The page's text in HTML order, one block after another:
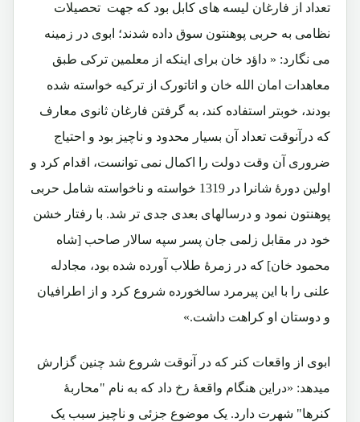
تعداد از فارغان لیسه های کابل بود که جهت تحصیلات
نظامی به حربی پوهنتون سوق داده شدند؛ ابوی در زمینه
می نگارد: « داؤد خان برای اینکه از معلمین ترکی طبق
معاهدات امان الله خان و اتاتورک از ترکیه خواسته شده
بودند، خوبتر استفاده کند، به گرفتن فارغان ثانوی معارف
که درآنوقت تعداد آن بسیار محدود و ناچیز بود و احتیاج
ضروری آن وقت دولت را اکمال نمی توانست، اقدام کرد و
اولین دورۀ شانرا در 1319 خواسته و ناخواسته شامل حربی
پوهنتون نمود و درسالهای بعدی جدی تر شد. با رفتار خشن
خود در مقابل زلمی جان پسر سپه سالار صاحب [شاه
محمود خان] که در زمرۀ طلاب آورده شده بود، مجادله
علنی را با این پیرمرد سالخورده شروع کرد و از اطرافیان
و دوستان او کراهت داشت.»
ابوی از واقعات کنر که در آنوقت شروع شد چنین گزارش
میدهد: «دراین هنگام واقعۀ رخ داد که به نام "محاربۀ
کنرها" شهرت دارد. یک موضوع جزئی و ناچیز سبب یک